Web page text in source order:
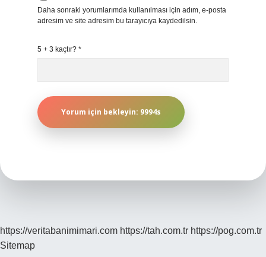
Daha sonraki yorumlarımda kullanılması için adım, e-posta
adresim ve site adresim bu tarayıcıya kaydedilsin.
5 + 3 kaçtır? *
https://veritabanimimari.com https://tah.com.tr https://pog.com.tr
Sitemap